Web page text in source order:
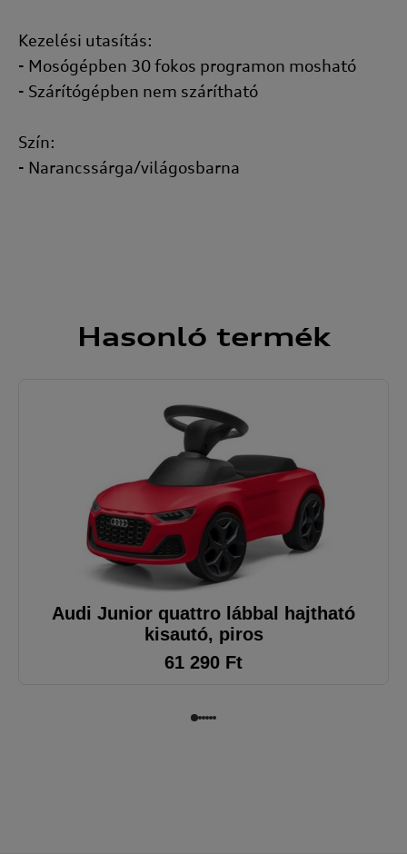
Kezelési utasítás:
- Mosógépben 30 fokos programon mosható
- Szárítógépben nem szárítható
Szín:
- Narancssárga/világosbarna
Hasonló termék
Audi Junior quattro lábbal hajtható
kisautó, piros
61 290 Ft